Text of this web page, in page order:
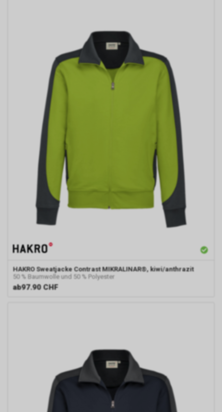
HAKRO Sweatjacke Contrast MIKRALINAR®, kiwi/anthrazit
50 % Baumwolle und 50 % Polyester
ab97.90 CHF